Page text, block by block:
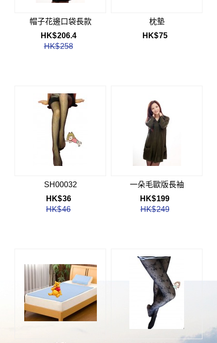
帽子花邊口袋長款
HK$206.4
HK$258
枕墊
HK$75
SH00032
HK$36
HK$46
一朵毛歐版長袖
HK$199
HK$249